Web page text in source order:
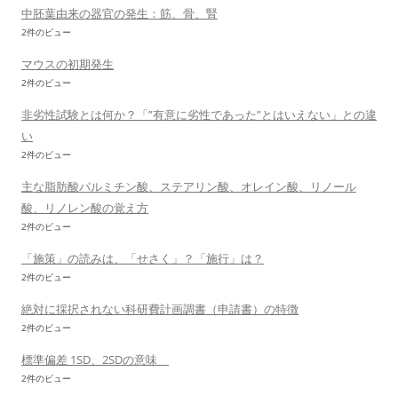
中胚葉由来の器官の発生：筋、骨、腎
2件のビュー
マウスの初期発生
2件のビュー
非劣性試験とは何か？「”有意に劣性であった”とはいえない」との違
い
2件のビュー
主な脂肪酸パルミチン酸、ステアリン酸、オレイン酸、リノール
酸、リノレン酸の覚え方
2件のビュー
「施策」の読みは、「せさく」？「施行」は？
2件のビュー
絶対に採択されない科研費計画調書（申請書）の特徴
2件のビュー
標準偏差 1SD、2SDの意味
2件のビュー